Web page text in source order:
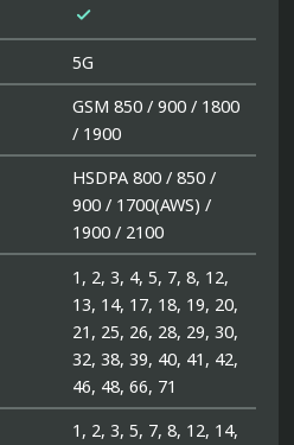

5G
GSM 850 / 900 / 1800
/ 1900
HSDPA 800 / 850 /
900 / 1700(AWS) /
1900 / 2100
1, 2, 3, 4, 5, 7, 8, 12,
13, 14, 17, 18, 19, 20,
21, 25, 26, 28, 29, 30,
32, 38, 39, 40, 41, 42,
46, 48, 66, 71
1, 2, 3, 5, 7, 8, 12, 14,